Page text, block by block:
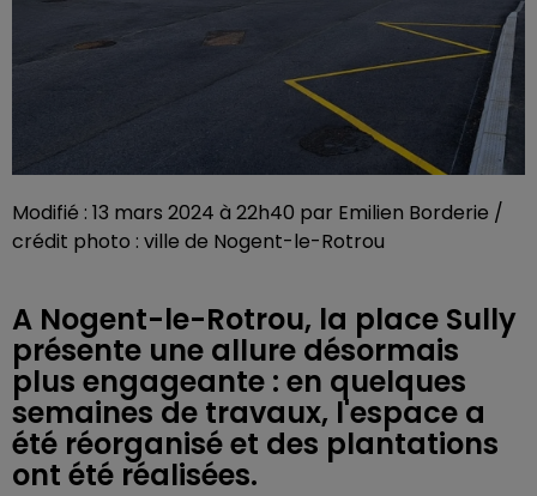
Modifié : 13 mars 2024 à 22h40 par Emilien Borderie /
crédit photo : ville de Nogent-le-Rotrou
A Nogent-le-Rotrou, la place Sully
présente une allure désormais
plus engageante : en quelques
semaines de travaux, l'espace a
été réorganisé et des plantations
ont été réalisées.